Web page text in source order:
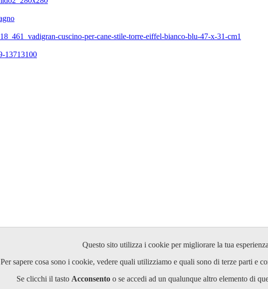
Questo sito utilizza i cookie per migliorare la tua
Per sapere cosa sono i cookie, vedere quali utilizziamo e quali sono di terze parti e
Se clicchi il tasto Acconsentoo se accedi ad un qualunque altro elemento di